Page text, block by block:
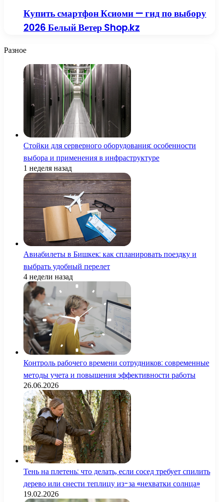
Купить смартфон Ксиоми — гид по выбору
2026 Белый Ветер Shop.kz
Разное
Стойки для серверного оборудования: особенности
выбора и применения в инфраструктуре
1 неделя назад
Авиабилеты в Бишкек: как спланировать поездку и
выбрать удобный перелет
4 недели назад
Контроль рабочего времени сотрудников: современные
методы учета и повышения эффективности работы
26.06.2026
Тень на плетень: что делать, если сосед требует спилить
дерево или снести теплицу из-за «нехватки солнца»
19.02.2026